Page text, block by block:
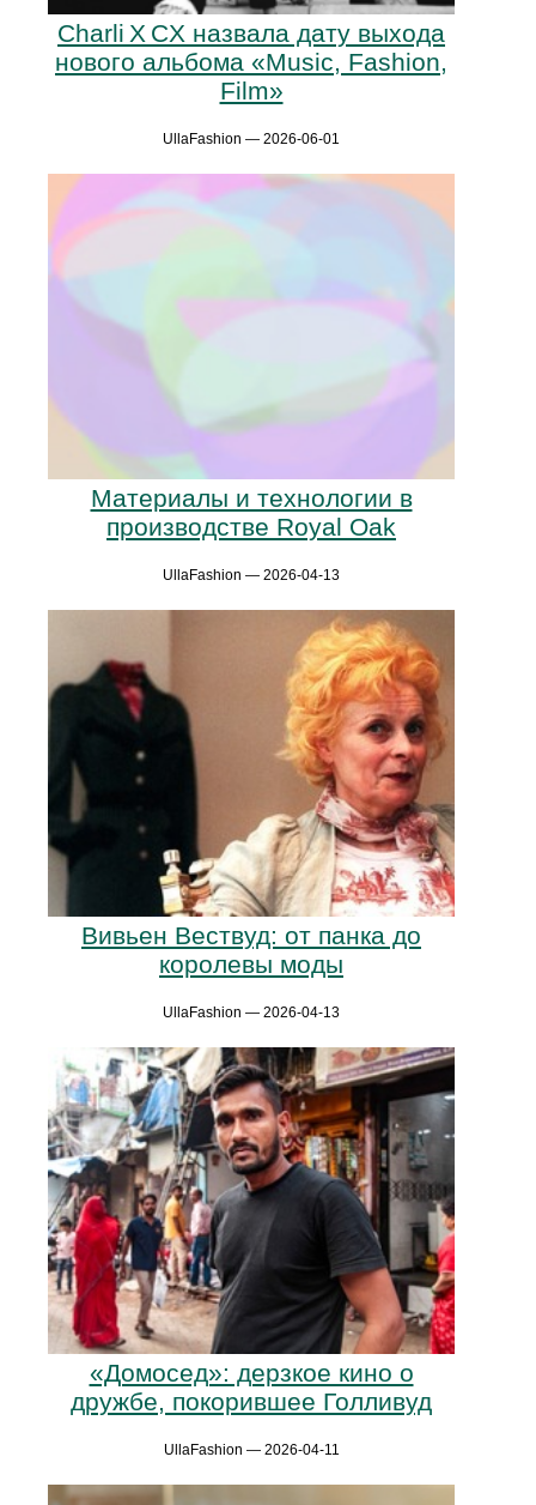
Charli X CX назвала дату выхода
нового альбома «Music, Fashion,
Film»
UllaFashion — 2026-06-01
Материалы и технологии в
производстве Royal Oak
UllaFashion — 2026-04-13
Вивьен Вествуд: от панка до
королевы моды
UllaFashion — 2026-04-13
«Домосед»: дерзкое кино о
дружбе, покорившее Голливуд
UllaFashion — 2026-04-11